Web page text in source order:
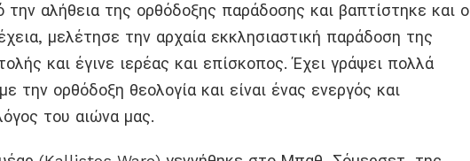
την αλήθεια της ορθόδοξης παράδοσης και βαπτίστηκε και ο
μελέτησε την αρχαία εκκλησιαστική παράδοση της
και έγινε ιερέας και επίσκοπος. Έχει γράψει πολλά
την ορθόδοξη θεολογία και είναι ένας ενεργός και
του αιώνα μας.